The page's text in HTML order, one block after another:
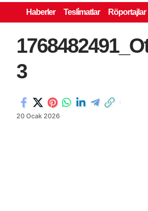
Haberler Tesli̇matlar Röportajlar
3
20 Ocak 2026